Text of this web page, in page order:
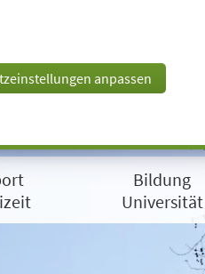
anpassen
Bildung
Universität